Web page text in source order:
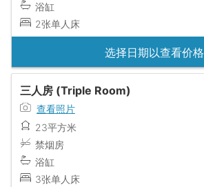
浴缸
2张单人床
选择日期以查看价格
三人房 (Triple Room)
查看照片
23平方米
禁烟房
浴缸
3张单人床